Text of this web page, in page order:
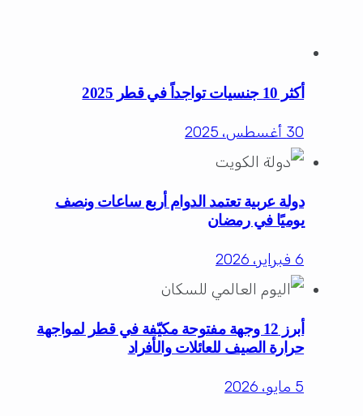
أكثر 10 جنسيات تواجداً في قطر 2025
30 أغسطس، 2025
دولة عربية تعتمد الدوام أربع ساعات ونصف
يوميًا في رمضان
6 فبراير، 2026
أبرز 12 وجهة مفتوحة مكيّفة في قطر لمواجهة
حرارة الصيف للعائلات والأفراد
5 مايو، 2026